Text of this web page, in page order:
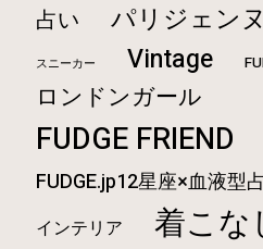
占い パリジェンヌ
スニーカー Vintage
ロンドンガール
FUDGE FRIEND
FUDGE.jp12星座×血液型
インテリア 着こな